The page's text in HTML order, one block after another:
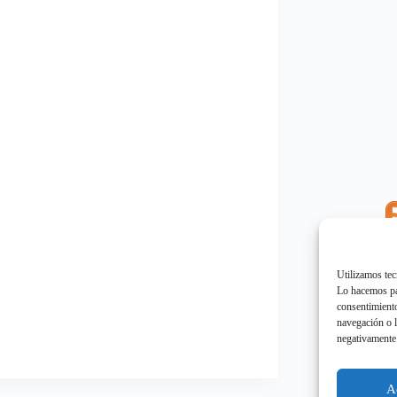
Utilizamos
Lo hacemos
navegación o